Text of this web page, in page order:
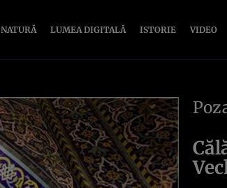
NATURĂ LUMEA DIGITALĂ ISTORIE VIDEO